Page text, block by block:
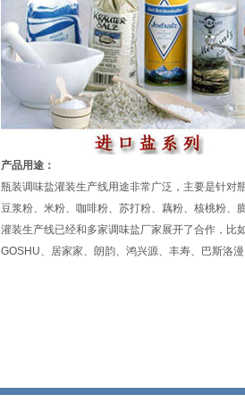
产品用途：
瓶装调味盐灌装生产线用途非常广泛，主要是针对
豆浆粉、米粉、咖啡粉、苏打粉、藕粉、核桃粉、
灌装生产线已经和多家调味盐厂家展开了合作，比
GOSHU、居家家、朗韵、鸿兴源、丰寿、巴斯洛漫